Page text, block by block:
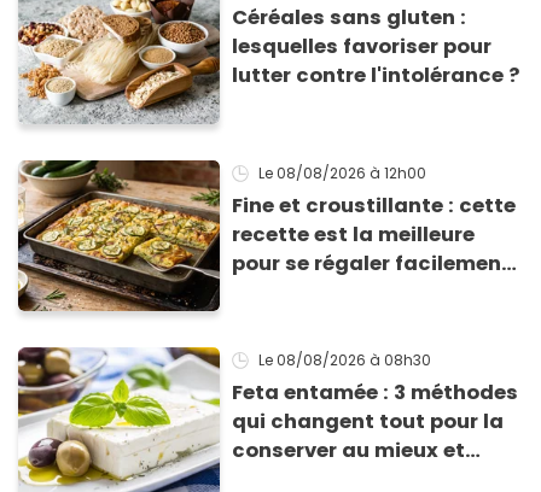
Céréales sans gluten :
lesquelles favoriser pour
lutter contre l'intolérance ?
Le 08/08/2026 à 12h00
Fine et croustillante : cette
recette est la meilleure
pour se régaler facilement
Le 08/08/2026 à 08h30
Feta entamée : 3 méthodes
qui changent tout pour la
conserver au mieux et